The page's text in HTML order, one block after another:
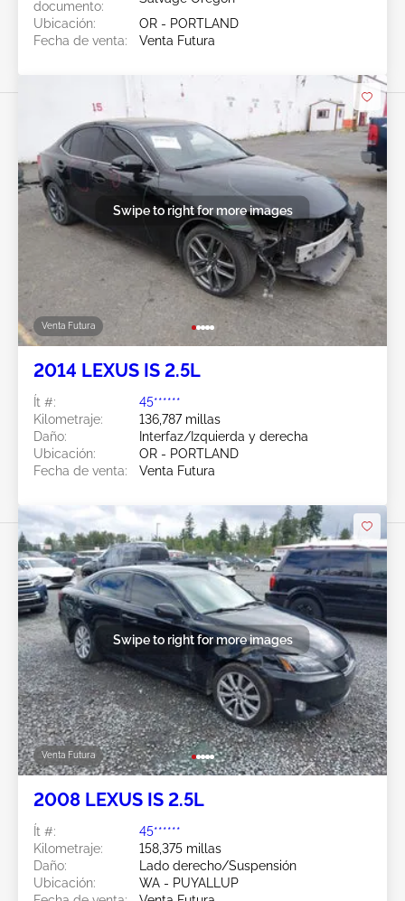
documento:
Ubicación:
OR - PORTLAND
Fecha de venta:
Venta Futura
Venta Futura
Swipe to right for more images
2014 LEXUS IS 2.5L
Ít #:
45******
Kilometraje:
136,787 millas
Daño:
Interfaz/Izquierda y derecha
Ubicación:
OR - PORTLAND
Fecha de venta:
Venta Futura
Venta Futura
Swipe to right for more images
2008 LEXUS IS 2.5L
Ít #:
45******
Kilometraje:
158,375 millas
Daño:
Lado derecho/Suspensión
Ubicación:
WA - PUYALLUP